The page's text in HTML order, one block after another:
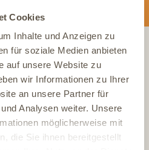
Cookies
Inhalte und Anzeigen zu
für soziale Medien anbieten
auf unsere Website zu
wir Informationen zu Ihrer
an unsere Partner für
Analysen weiter. Unsere
möglicherweise mit
die Sie ihnen bereitgestellt
Fr, 7-17 Uhr